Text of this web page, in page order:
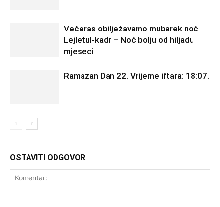
Večeras obilježavamo mubarek noć
Lejletul-kadr – Noć bolju od hiljadu
mjeseci
Ramazan Dan 22. Vrijeme iftara: 18:07.
OSTAVITI ODGOVOR